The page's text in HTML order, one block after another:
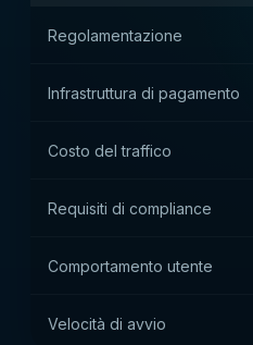
Regolamentazione
Infrastruttura di pagamento
Costo del traffico
Requisiti di compliance
Comportamento utente
Velocità di avvio